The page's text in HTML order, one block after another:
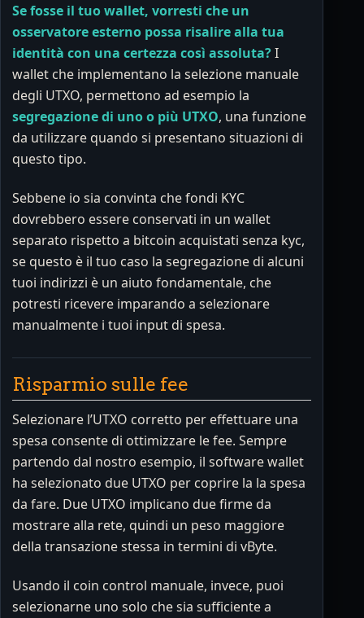
Se fosse il tuo wallet, vorresti che un
osservatore esterno possa risalire alla tua
identità con una certezza così assoluta?I
wallet che implementano la selezione manuale
degli UTXO, permettono ad esempio la
segregazione di uno o più UTXO, una funzione
da utilizzare quando si presentano situazioni di
questo tipo.
Sebbene io sia convinta che fondi KYC
dovrebbero essere conservati in un wallet
separato rispetto a bitcoin acquistati senza kyc,
se questo è il tuo caso la segregazione di alcuni
tuoi indirizzi è un aiuto fondamentale, che
potresti ricevere imparando a selezionare
manualmente i tuoi input di spesa.
Risparmio sulle fee
Selezionare l’UTXO corretto per effettuare una
spesa consente di ottimizzare le fee. Sempre
partendo dal nostro esempio, il software wallet
ha selezionato due UTXO per coprire la la spesa
da fare. Due UTXO implicano due firme da
mostrare alla rete, quindi un peso maggiore
della transazione stessa in termini di vByte.
Usando il coin control manuale, invece, puoi
selezionarne uno solo che sia sufficiente a